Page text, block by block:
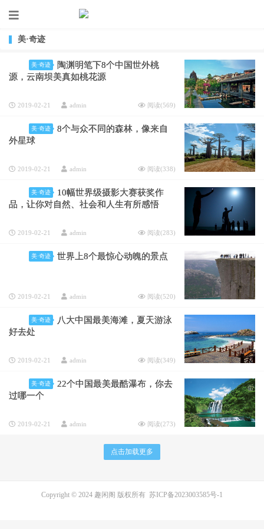
美·奇迹
美·奇迹
陶渊明笔下8个中国世外桃
源，云南坝美真如桃花源
2019-02-21 admin 阅读(569)
美·奇迹
8个与众不同的森林，像来自
外星球
2019-02-21 admin 阅读(338)
美·奇迹
10幅世界级摄影大赛获奖作
品，让你对自然、社会和人生有所感悟
2019-02-21 admin 阅读(283)
美·奇迹 世界上8个最惊心动魄的景点
2019-02-21 admin 阅读(520)
美·奇迹
八大中国最美海滩，夏天游泳
好去处
2019-02-21 admin 阅读(349)
美·奇迹
22个中国最美最酷瀑布，你去
过哪一个
2019-02-21 admin 阅读(273)
点击加载更多
Copyright © 2024 趣闲阁 版权所有 苏ICP备2023003585号-1